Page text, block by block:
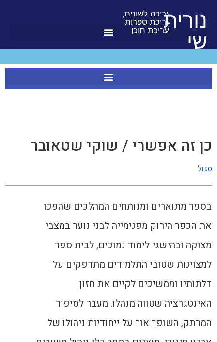
נורית
שי
עריכה לשונית,
עריכת ספרות
ועריכת תוכן
כן זה אפשרי / שוקי שטאובר
סגול
בספר מתוארים ומנותחים המהלכים שהפכו
את הכפר הירוק מפנימייה לבני נוער במצבי
מצוקה ובהישגי לימוד נמוכים, לבית ספר
למצוינות שטובי התלמידים מתדפקים על
דלתותיו וממשיכים לקיים את חזון
האינטגרציה שטווה מנהלו. מעבר לסיפור
המרתק, השופך אור על ייחודיות ניהולו של